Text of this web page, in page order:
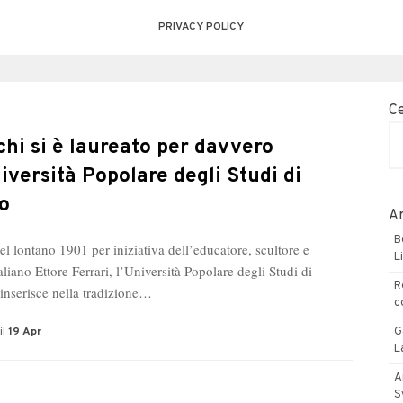
PRIVACY POLICY
si è laureato per davvero
Popolare degli Studi di
lontano 1901 per iniziativa dell’educatore, scultore e
Ettore Ferrari, l’Università Popolare degli Studi di
nella tradizione…
il19 Apr